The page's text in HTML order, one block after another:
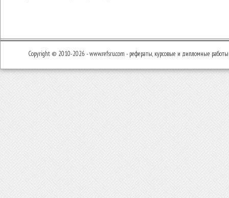
Copyright © 2010-2026 - www.refsru.com - рефераты, курсовые и дипломные работы